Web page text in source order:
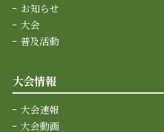
お知らせ
大会
普及活動
大会情報
大会速報
大会動画